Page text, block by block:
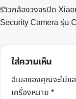
แนะแนว
เรื่อง
รีวิวกล้องวงจรปิด
Security Camera รุ่น
ใส่ความเห็น
อีเมลของคุณจะไม่แ
เครื่องหมาย *